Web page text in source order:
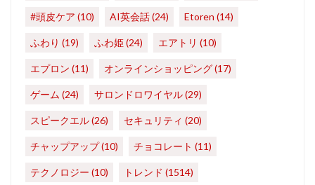
#頭皮ケア (10) AI英会話(24) Etoren (14)
ふわり (19) ふわ姫(24) エアトリ (10)
エプロン (11) オンラインショッピング(17)
ゲーム (24) サロンドロワイヤル(29)
スピークエル(26) セキュリティ (20)
チャップアップ(10) チョコレート (11)
テクノロジー (10) トレンド (1514)